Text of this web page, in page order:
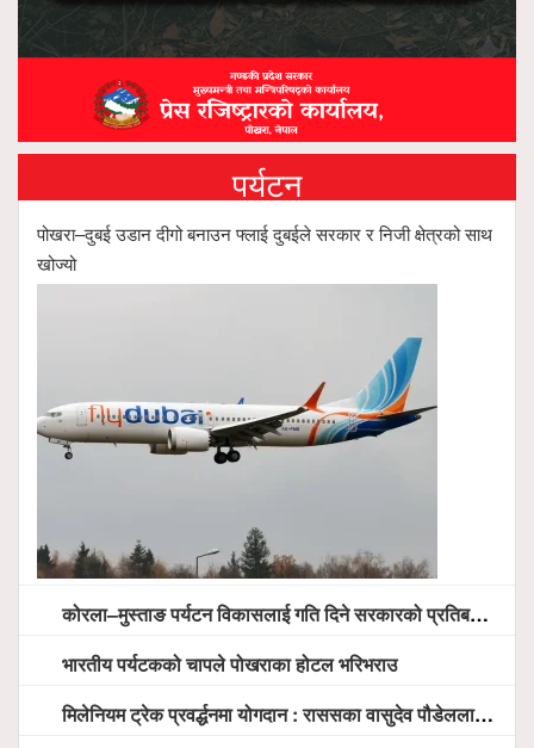
पर्यटन
पोखरा–दुबई उडान दीगो बनाउन फ्लाई दुबईले सरकार र निजी क्षेत्रको साथ
खोज्यो
कोरला–मुस्ताङ पर्यटन विकासलाई गति दिने सरकारको प्रतिबद्धता, स्थानीय सरोकारवालासँग व्यापक छलफल
भारतीय पर्यटकको चापले पोखराका होटल भरिभराउ
मिलेनियम ट्रेक प्रवर्द्धनमा योगदान : राससका वासुदेव पौडेललाई ‘मिलेनियम ट्रेक अवार्ड’ प्रदान गरिने